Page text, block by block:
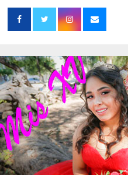
SOCIALES